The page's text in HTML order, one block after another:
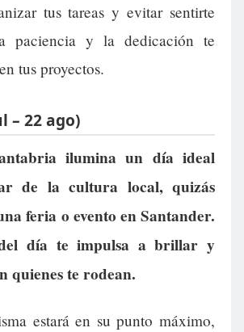
tus tareas y evitar sentirte
paciencia y la dedicación te
tus proyectos.
– 22 ago)
ilumina un día ideal
de la cultura local, quizás
feria o evento en Santander.
día te impulsa a brillar y
quienes te rodean.
estará en su punto máximo,